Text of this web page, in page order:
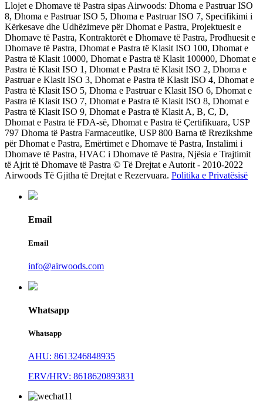
Llojet e Dhomave të Pastra sipas Airwoods: Dhoma e Pastruar ISO
8, Dhoma e Pastruar ISO 5, Dhoma e Pastruar ISO 7, Specifikimi i
Kërkesave dhe Udhëzimeve për Dhomat e Pastra, Projektuesit e
Dhomave të Pastra, Kontraktorët e Dhomave të Pastra, Prodhuesit e
Dhomave të Pastra, Dhomat e Pastra të Klasit ISO 100, Dhomat e
Pastra të Klasit 10000, Dhomat e Pastra të Klasit 100000, Dhomat e
Pastra të Klasit ISO 1, Dhomat e Pastra të Klasit ISO 2, Dhoma e
Pastruar e Klasit ISO 3, Dhomat e Pastra të Klasit ISO 4, Dhomat e
Pastra të Klasit ISO 5, Dhoma e Pastruar e Klasit ISO 6, Dhomat e
Pastra të Klasit ISO 7, Dhomat e Pastra të Klasit ISO 8, Dhomat e
Pastra të Klasit ISO 9, Dhomat e Pastra të Klasit A, B, C, D,
Dhomat e Pastra të FDA-së, Dhomat e Pastra të Çertifikuara, USP
797 Dhoma të Pastra Farmaceutike, USP 800 Barna të Rrezikshme
për Dhomat e Pastra, Emërtimet e Dhomave të Pastra, Instalimi i
Dhomave të Pastra, HVAC i Dhomave të Pastra, Njësia e Trajtimit
të Ajrit të Dhomave të Pastra © Të Drejtat e Autorit - 2010-2022
Airwoods Të Gjitha të Drejtat e Rezervuara. Politika e Privatësisë
Email
Email
info@airwoods.com
Whatsapp
Whatsapp
AHU: 8613246848935
ERV/HRV: 8618620893831